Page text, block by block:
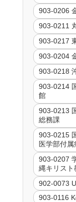
903-0206
903-0211
903-0217
903-0204
903-0218
903-0214
館
903-0213
総務課
903-0215
医学部付属
903-0207
縄キリスト
902-0073
903-0116